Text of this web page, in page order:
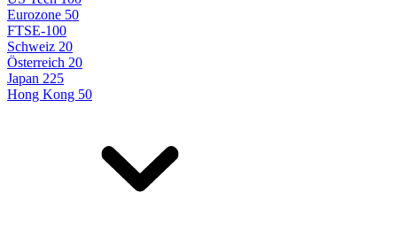
Eurozone 50
FTSE-100
Schweiz 20
Österreich 20
Japan 225
Hong Kong 50